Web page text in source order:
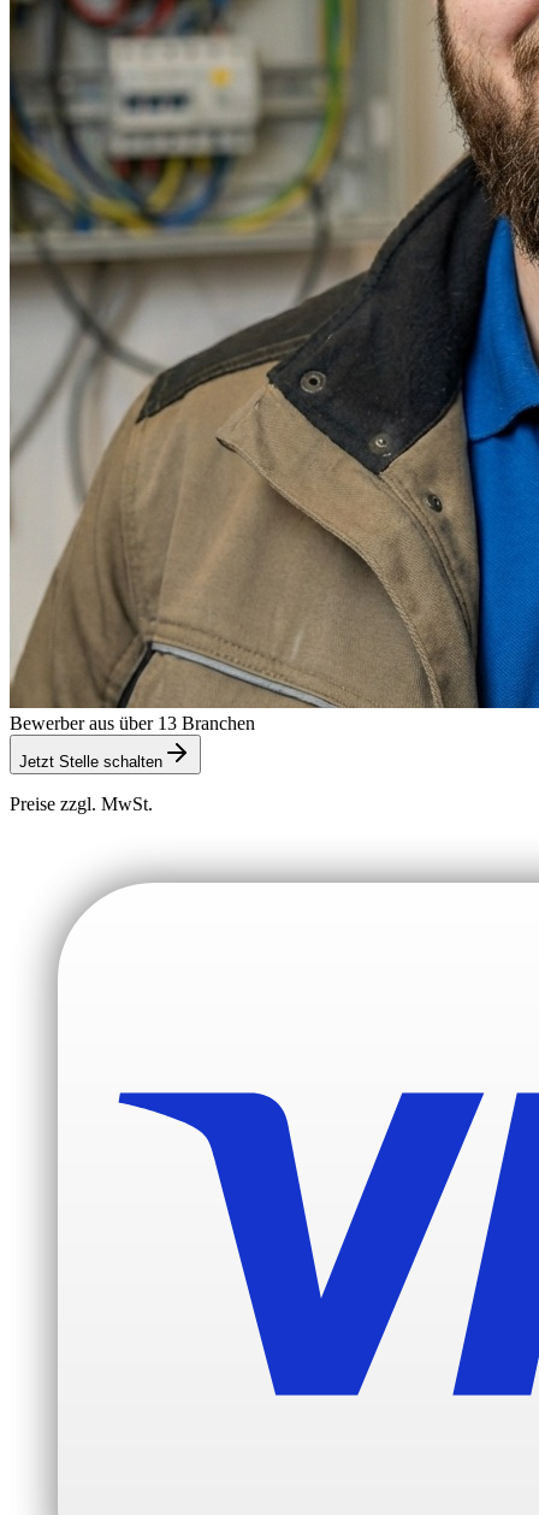
Bewerber aus über 13 Branchen
Jetzt Stelle schalten
Preise zzgl. MwSt.